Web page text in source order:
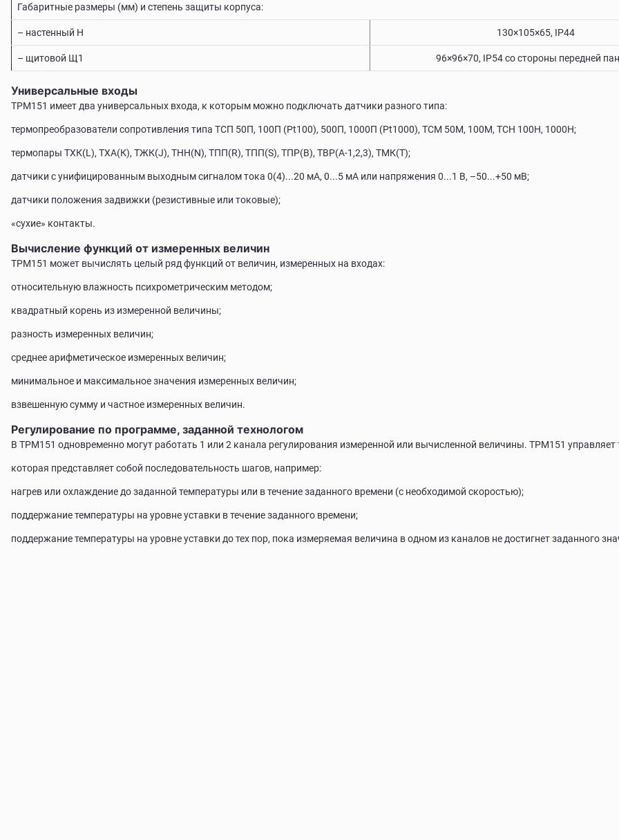
Габаритные размеры (мм) и степень защиты корпуса:
– настенный Н 130×105×65, IP44
– щитовой Щ1 96×96×70, IP54 со cтороны передней
Универсальные входы
ТРМ151 имеет два универсальных входа, к которым можно подключать датчики разного типа:
термопреобразователи сопротивления типа ТСП 50П, 100П (Pt100), 500П, 1000П (Pt1000), ТСМ 50М, 100М, ТСН 100Н, 1000Н;
термопары TХК(L), ТХА(К), ТЖК(J), ТНН(N), ТПП(R), ТПП(S), ТПР(В), TВР(А-1,2,3), ТМК(Т);
датчики с унифицированным выходным сигналом тока 0(4)...20 мА, 0...5 мА или напряжения 0...1 В, –50...+50 мВ;
датчики положения задвижки (резистивные или токовые);
«сухие» контакты.
Вычисление функций от измеренных величин
ТРМ151 может вычислять целый ряд функций от величин, измеренных на входах:
относительную влажность психрометрическим методом;
квадратный корень из измеренной величины;
разность измеренных величин;
среднее арифметическое измеренных величин;
минимальное и максимальное значения измеренных величин;
взвешенную сумму и частное измеренных величин.
Регулирование по программе, заданной технологом
В ТРМ151 одновременно могут работать 1 или 2 канала регулирования измеренной или вычисленной величины. ТРМ151 управляет
которая представляет собой последовательность шагов, например:
нагрев или охлаждение до заданной температуры или в течение заданного времени (с необходимой скоростью);
поддержание температуры на уровне уставки в течение заданного времени;
поддержание температуры на уровне уставки до тех пор, пока измеряемая величина в одном из каналов не достигнет заданного